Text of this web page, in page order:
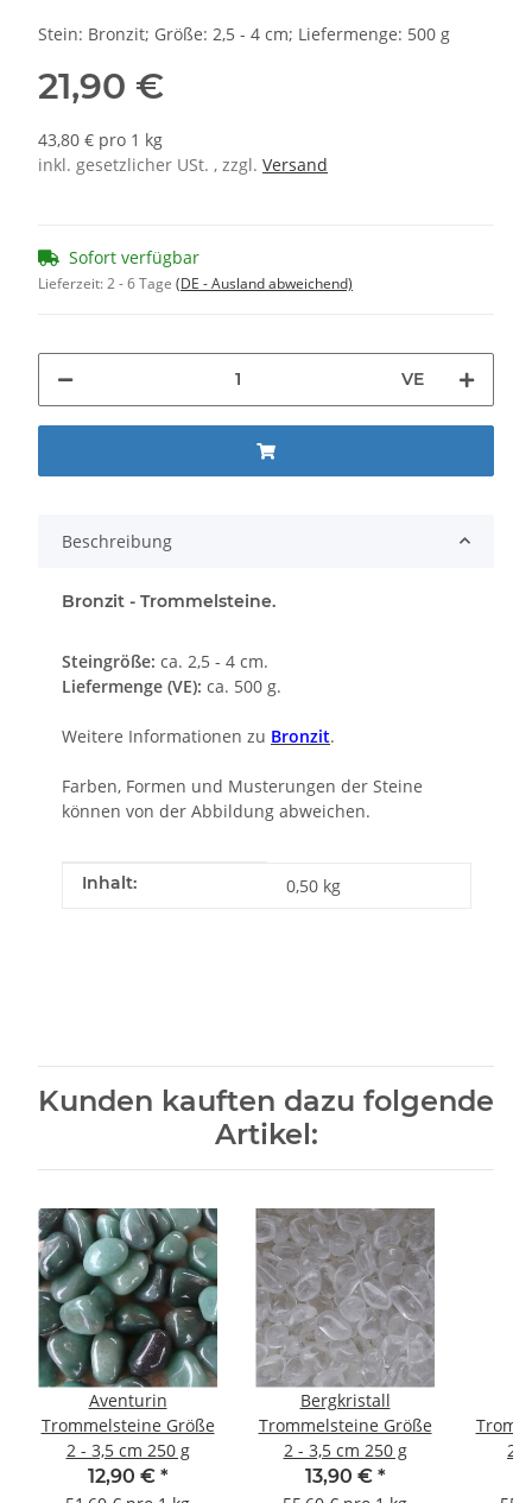
Stein: Bronzit; Größe: 2,5 - 4 cm; Liefermenge: 500 g
21,90 €
43,80 € pro 1 kg
inkl. gesetzlicher USt. , zzgl. Versand
Sofort verfügbar
Lieferzeit:2 - 6 Tage (DE - Ausland abweichend)
VE
Beschreibung
Bronzit - Trommelsteine.
Steingröße: ca. 2,5 - 4 cm.
Liefermenge (VE): ca. 500 g.
Weitere Informationen zu Bronzit.
Farben, Formen und Musterungen der Steine
können von der Abbildung abweichen.
Produkteigenschaft
Wert
Inhalt: 0,50 kg
Kunden kauften dazu folgende
Artikel:
Aventurin
Trommelsteine Größe
2 - 3,5 cm 250 g
12,90 € *
Bergkristall
Trommelsteine Größe
2 - 3,5 cm 250 g
13,90 € *
2